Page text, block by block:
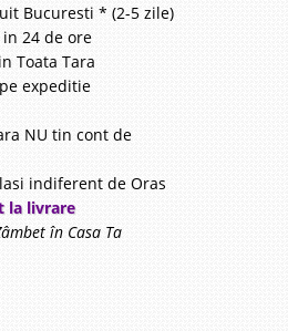
Bucuresti * (2-5 zile)
24 de ore
Toata Tara
expeditie
NU tin cont de
indiferent de Oras
la livrare
în Casa Ta